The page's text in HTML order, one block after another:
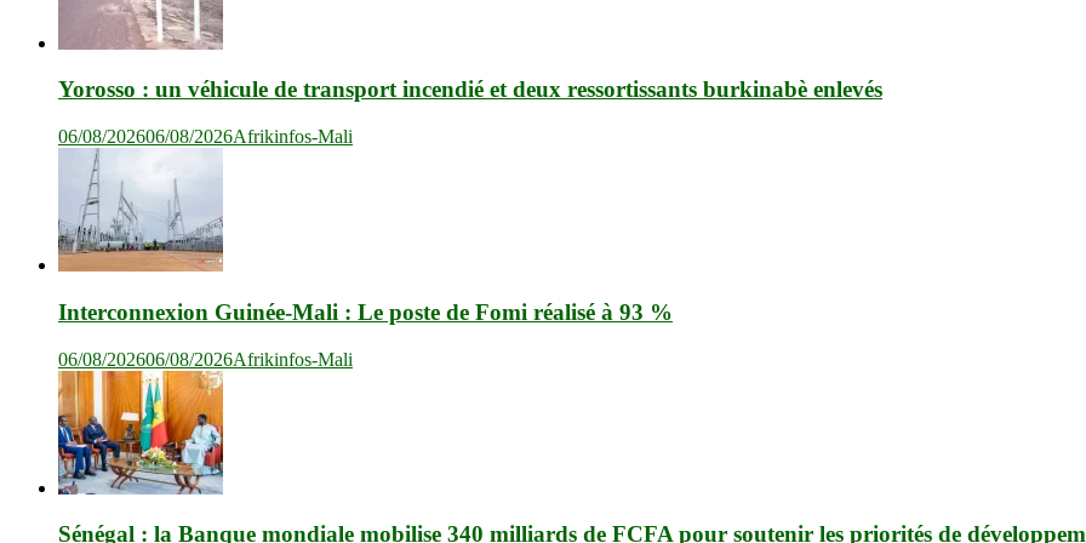
Yorosso : un véhicule de transport incendié et deux ressortissants burkinabè enlevés
06/08/202606/08/2026Afrikinfos-Mali
Interconnexion Guinée-Mali : Le poste de Fomi réalisé à 93 %
06/08/202606/08/2026Afrikinfos-Mali
Sénégal : la Banque mondiale mobilise 340 milliards de FCFA pour soutenir les priorités de